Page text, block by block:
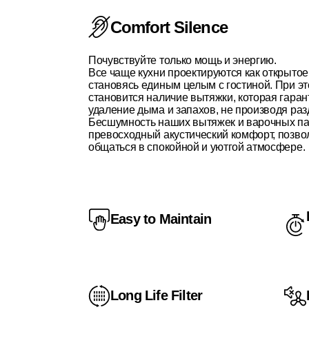
Comfort Silence
Почувствуйте только мощь и энергию.
Все чаще кухни проектируются как
становясь единым целым с гостиной. При
становится наличие вытяжки, которая
удаление дыма и запахов, не производя
Бесшумность наших вытяжек и варочных
превосходный акустический комфорт,
общаться в спокойной и уютгой атмосфере.
Easy to Maintain
Long Life Filter